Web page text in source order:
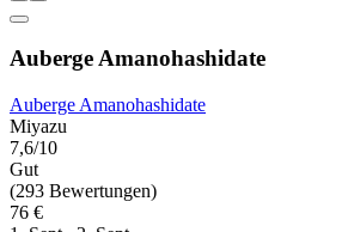
Auberge Amanohashidate
Auberge Amanohashidate
Miyazu
7,6/10
Gut
(293 Bewertungen)
76 €